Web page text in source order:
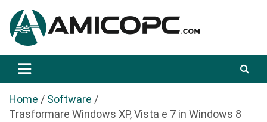
a
Amicopc.com
Home
Software
Trasformare Windows XP, Vista e 7 in Windows 8